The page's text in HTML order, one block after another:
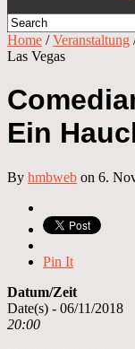
Home /Veranstaltung
Las Vegas
Ein
By hmbweb on 6.
Pin It
Datum/Zeit
Date(s) - 06/11/2018
20:00